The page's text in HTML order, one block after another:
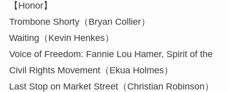
【Honor】
Trombone Shorty（Bryan Collier）
Waiting（Kevin Henkes）
Voice of Freedom: Fannie Lou Hamer, Spirit of the
Civil Rights Movement（Ekua Holmes）
Last Stop on Market Street（Christian Robinson）